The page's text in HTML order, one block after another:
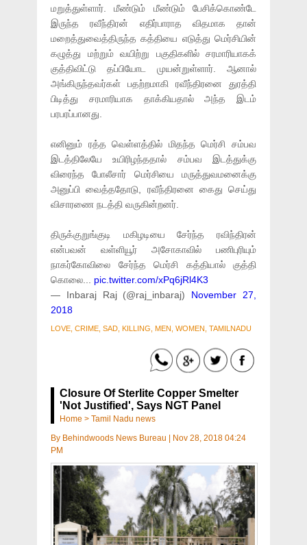
மறுத்துள்ளார். மீண்டும் மீண்டும் பேசிக்கொண்டே
இருந்த ரவீந்திரன் எதிர்பாராத விதமாக தான்
மறைத்துவைத்திருந்த கத்தியை எடுத்து மெர்சியின்
கழுத்து மற்றும் வயிற்று பகுதிகளில் சரமாரியாகக்
குத்திவிட்டு தப்பியோட முயன்றுள்ளார். ஆனால்
அங்கிருந்தவர்கள் பதற்றமாகி ரவீந்திரனை துரத்தி
பிடித்து சரமாரியாக தாக்கியதால் அந்த இடம்
பரபரப்பானது.
எனினும் ரத்த வெள்ளத்தில் மிதந்த மெர்சி சம்பவ
இடத்திலேயே உயிரிழந்ததால் சம்பவ இடத்துக்கு
விரைந்த போலீசார் மெர்சியை மருத்துவமனைக்கு
அனுப்பி வைத்ததோடு, ரவீந்திரனை கைது செய்து
விசாரணை நடத்தி வருகின்றனர்.
திருக்குறுங்குடி மகிழடியை சேர்ந்த ரவிந்திரன்
என்பவன் வள்ளியூர் அசோகாவில் பணிபுரியும்
நாகர்கோவிலை சேர்ந்த மெர்சி கத்தியால் குத்தி
கொலை... pic.twitter.com/xPq6jRl4K3
— Inbaraj Raj (@raj_inbaraj) November 27,
2018
LOVE, CRIME, SAD, KILLING, MEN, WOMEN, TAMILNADU
Closure Of Sterlite Copper Smelter
'Not Justified', Says NGT Panel
Home > Tamil Nadu news
By Behindwoods News Bureau
Nov 28, 2018 04:24
PM